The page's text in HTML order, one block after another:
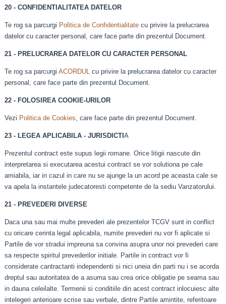
20 - CONFIDENTIALITATEA DATELOR
Te rog sa parcurgi Politica de Confidentialitate cu privire la prelucrarea
datelor cu caracter personal, care face parte din prezentul Document.
21 - PRELUCRAREA DATELOR CU CARACTER PERSONAL
Te rog sa parcurgiACORDUL cu privire la prelucrarea datelor cu caracter
personal, care face parte din prezentul Document.
22 - FOLOSIREA COOKIE-URILOR
Vezi Politica de Cookies, care face parte din prezentul Document.
23 - LEGEA APLICABILA - JURISDICTIA
Prezentul contract este supus legii romane. Orice litigii nascute din
interpretarea si executarea acestui contract se vor solutiona pe cale
amiabila, iar in cazul in care nu se ajunge la un acord pe aceasta cale se
va apela la instantele judecatoresti competente de la sediu Vanzatorului.
21 - PREVEDERI DIVERSE
Daca una sau mai multe prevederi ale prezentelor TCGV sunt in conflict
cu oricare cerinta legal aplicabila, numite prevederi nu vor fi aplicate si
Partile de vor stradui impreuna sa convina asupra unor noi prevederi care
sa respecte spiritul prevederilor initiale. Partile in contract vor fi
considerate cantractanti independenti si nici uneia din parti nu i se acorda
dreptul sau autoritatea de a asuma sau crea orice obligatie pe seama sau
in dauna celeilalte. Termenii si conditiile din acest contract inlocuiesc alte
intelegeri anterioare scrise sau verbale, dintre Partile amintite, referitoare